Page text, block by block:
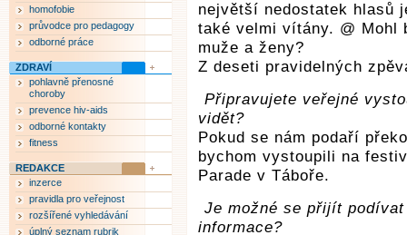
největší nedostatek hlasů
také velmi vítány. @
muže a ženy?
Z deseti pravidelných
Připravujete veřejné
vidět?
Pokud se nám podaří
bychom vystoupili na
Parade v Táboře.
Je možné se přijít
informace?
homofobie
průvodce pro pedagogy
odborné práce
ZDRAVÍ
pohlavně přenosné
choroby
prevence hiv-aids
odborné kontakty
fitness
REDAKCE
inzerce
pravidla pro veřejnost
rozšířené vyhledávání
úplný seznam rubrik